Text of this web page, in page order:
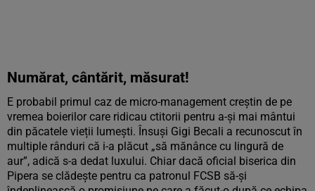
Numărat, cântărit, măsurat!
E probabil primul caz de micro-management creștin de pe
vremea boierilor care ridicau ctitorii pentru a-și mai mântui
din păcatele vieții lumești. Însuși Gigi Becali a recunoscut în
multiple rânduri că i-a plăcut „să mănânce cu lingură de
aur”, adică s-a dedat luxului. Chiar dacă oficial biserica din
Pipera se clădește pentru ca patronul FCSB să-și